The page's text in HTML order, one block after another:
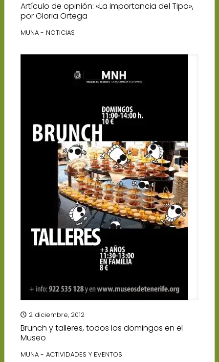
Artículo de opinión: «La importancia del Tipo»,
por Gloria Ortega
MUNA - NOTICIAS
2 diciembre, 2012
Brunch y talleres, todos los domingos en el
Museo
MUNA - ACTIVIDADES Y EVENTOS